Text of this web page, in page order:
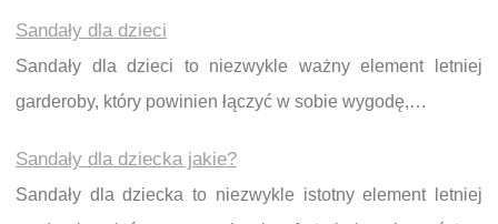
Sandały dla dzieci
Sandały dla dzieci to niezwykle ważny element letniej
garderoby, który powinien łączyć w sobie wygodę,…
Sandały dla dziecka jakie?
Sandały dla dziecka to niezwykle istotny element letniej